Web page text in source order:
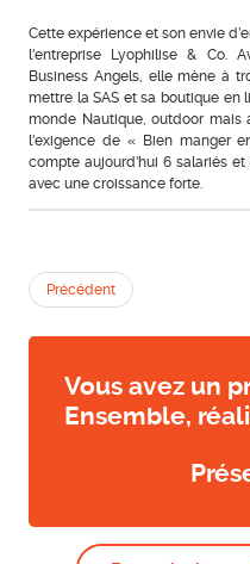
Cette expérience et son envie
l’entreprise Lyophilise & Co.
Business Angels, elle mène à
mettre la SAS et sa boutique
monde Nautique, outdoor mais
l’exigence de « Bien manger
compte aujourd’hui 6 salariés
avec une croissance forte.
Précédent
Vous avez un
Ensemble,